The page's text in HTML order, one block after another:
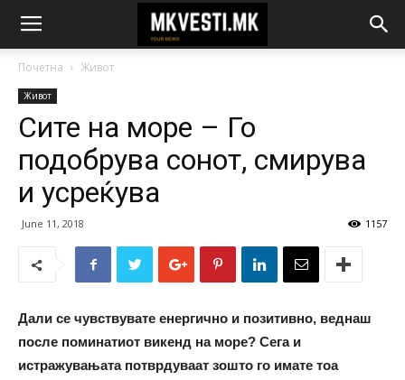
Почетна Живот
Живот
Сите на море – Го
подобрува сонот, смирува
и усреќува
June 11, 2018 1157
Дали се чувствувате енергично и позитивно, веднаш
после поминатиот викенд на море? Сега и
истражувањата потврдуваат зошто го имате тоа